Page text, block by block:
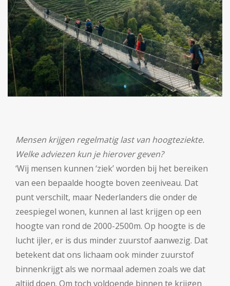
Mensen krijgen regelmatig last van hoogteziekte.
Welke adviezen kun je hierover geven?
‘Wij mensen kunnen ‘ziek’ worden bij het bereiken
van een bepaalde hoogte boven zeeniveau. Dat
punt verschilt, maar Nederlanders die onder de
zeespiegel wonen, kunnen al last krijgen op een
hoogte van rond de 2000-2500m. Op hoogte is de
lucht ijler, er is dus minder zuurstof aanwezig. Dat
betekent dat ons lichaam ook minder zuurstof
binnenkrijgt als we normaal ademen zoals we dat
altijd doen. Om toch voldoende binnen te krijgen